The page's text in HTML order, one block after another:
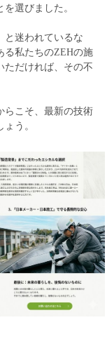
選びました。
と迷われているな
る私たちのZEHの施
ただければ、その不
らこそ、最新の技術
う。